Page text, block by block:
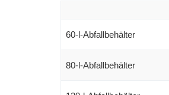
60-l-Abfallbehälter
80-l-Abfallbehälter